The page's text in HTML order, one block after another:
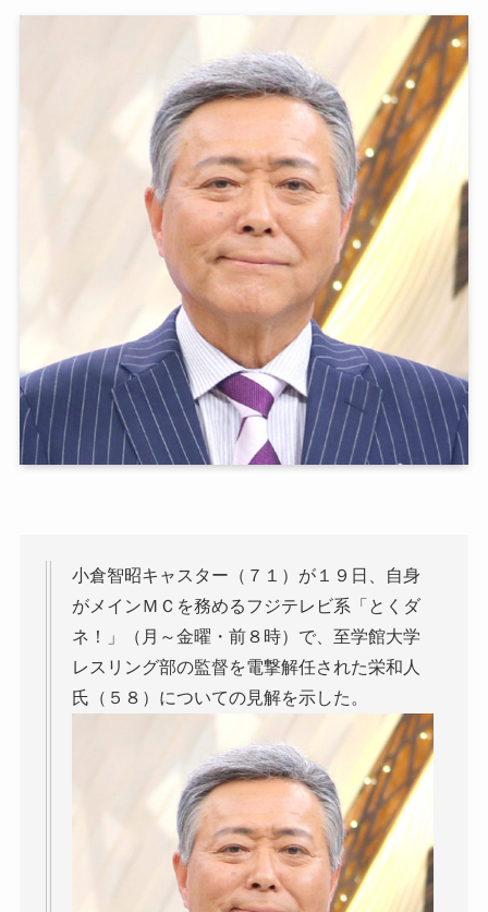
小倉智昭キャスター（７１）が１９日、自身
がメインＭＣを務めるフジテレビ系「とくダ
ネ！」（月～金曜・前８時）で、至学館大学
レスリング部の監督を電撃解任された栄和人
氏（５８）についての見解を示した。